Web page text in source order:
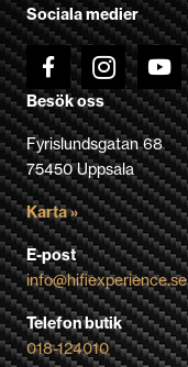
Sociala medier
Besök oss
Fyrislundsgatan 68
75450 Uppsala
Karta »
E-post
info@hifiexperience.se
Telefon butik
018-124010